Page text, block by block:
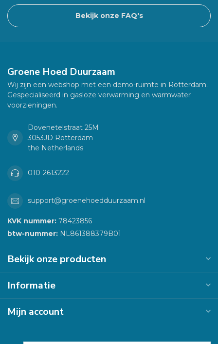
Bekijk onze FAQ's
Groene Hoed Duurzaam
Wij zijn een webshop met een demo-ruimte in Rotterdam.
Gespecialiseerd in gasloze verwarming en warmwater
voorzieningen.
Dovenetelstraat 25M
3053JD Rotterdam
the Netherlands
010-2613222
support@groenehoedduurzaam.nl
KVK nummer: 78423856
btw-nummer: NL861388379B01
Bekijk onze producten
Informatie
Mijn account